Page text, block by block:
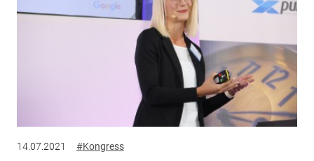
14.07.2021 #Kongress